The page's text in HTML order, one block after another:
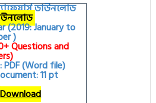
ডাউনলোড
(2019: January to
)
Questions and
(Word file)
11 pt
Download